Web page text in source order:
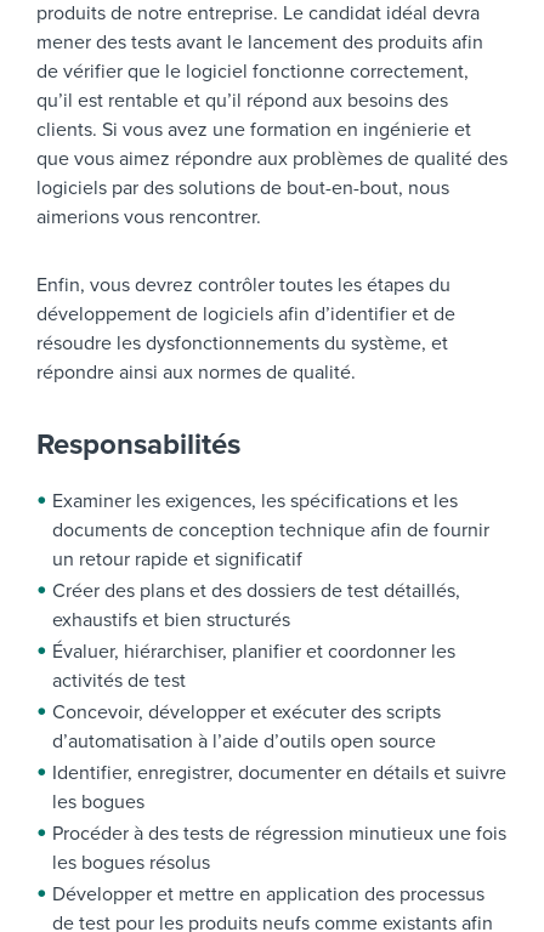
produits de notre entreprise. Le candidat idéal devra
mener des tests avant le lancement des produits afin
de vérifier que le logiciel fonctionne correctement,
qu’il est rentable et qu’il répond aux besoins des
clients. Si vous avez une formation en ingénierie et
que vous aimez répondre aux problèmes de qualité des
logiciels par des solutions de bout-en-bout, nous
aimerions vous rencontrer.
Enfin, vous devrez contrôler toutes les étapes du
développement de logiciels afin d’identifier et de
résoudre les dysfonctionnements du système, et
répondre ainsi aux normes de qualité.
Responsabilités
Examiner les exigences, les spécifications et les
documents de conception technique afin de fournir
un retour rapide et significatif
Créer des plans et des dossiers de test détaillés,
exhaustifs et bien structurés
Évaluer, hiérarchiser, planifier et coordonner les
activités de test
Concevoir, développer et exécuter des scripts
d’automatisation à l’aide d’outils open source
Identifier, enregistrer, documenter en détails et suivre
les bogues
Procéder à des tests de régression minutieux une fois
les bogues résolus
Développer et mettre en application des processus
de test pour les produits neufs comme existants afin